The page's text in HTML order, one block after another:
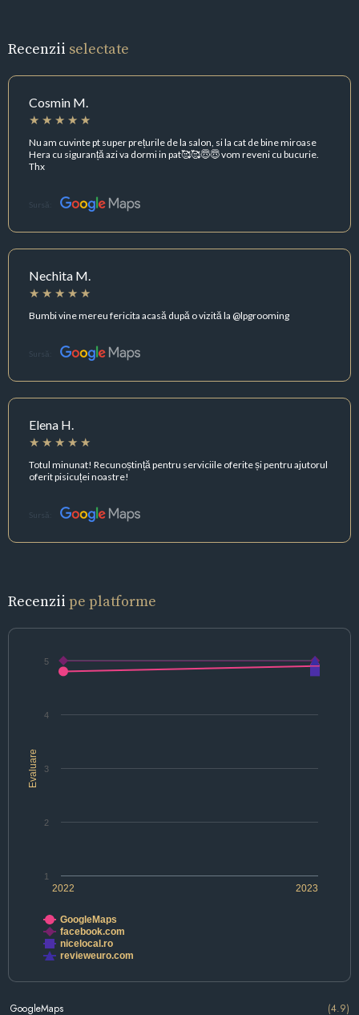
Recenzii selectate
Cosmin M.
Nu am cuvinte pt super prețurile de la salon, si la cat de bine miroase
Hera cu siguranță azi va dormi in pat🥰🥰😇😇 vom reveni cu bucurie.
Thx
Sursă:
Nechita M.
Bumbi vine mereu fericita acasă după o vizită la @lpgrooming
Sursă:
Elena H.
Totul minunat! Recunoștință pentru serviciile oferite și pentru ajutorul
oferit pisicuței noastre!
Sursă:
Recenzii pe platforme
Evaluare
2022 2023
1
2
3
4
5
GoogleMaps
facebook.com
nicelocal.ro
revieweuro.com
GoogleMaps (4.9)